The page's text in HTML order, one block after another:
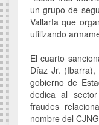
un grupo de
Vallarta que
utilizando
El cuarto
Díaz Jr. (Ibarra),
gobierno de
dedica al
fraudes
nombre del